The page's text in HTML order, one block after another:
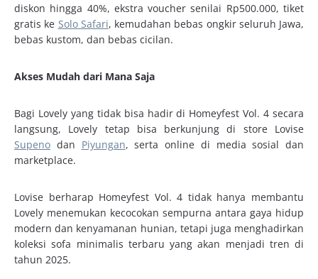
diskon hingga 40%, ekstra voucher senilai Rp500.000, tiket
gratis ke Solo Safari, kemudahan bebas ongkir seluruh Jawa,
bebas kustom, dan bebas cicilan.
Akses Mudah dari Mana Saja
Bagi Lovely yang tidak bisa hadir di Homeyfest Vol. 4 secara
langsung, Lovely tetap bisa berkunjung di store Lovise
Supeno dan Piyungan, serta online di media sosial dan
marketplace.
Lovise berharap Homeyfest Vol. 4 tidak hanya membantu
Lovely menemukan kecocokan sempurna antara gaya hidup
modern dan kenyamanan hunian, tetapi juga menghadirkan
koleksi sofa minimalis terbaru yang akan menjadi tren di
tahun 2025.